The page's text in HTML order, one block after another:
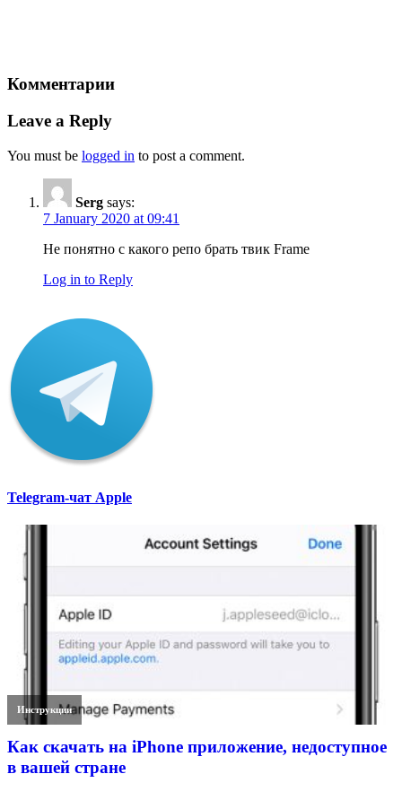
Комментарии
Leave a Reply
You must be logged in to post a comment.
Serg says:
7 January 2020 at 09:41
Не понятно с какого репо брать твик Frame
Log in to Reply
Telegram-чат Apple
Инструкции
Как скачать на iPhone приложение, недоступное
в вашей стране